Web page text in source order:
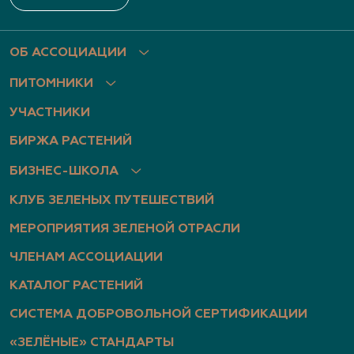
2
https://www.youtube.com/channel/UChIXeIEY8vP
Нижегородская область, Нижегородская
область, Богородский р-н, дер. Березовка, ул.
Центральная, д. 1б
(951) 910-2630, (951) 910-2518, (910) 793-1401
http://www.archiland.biz/
https://www.youtube.com/channel/UChIXeIEY8vP
ОБ АССОЦИАЦИИ
ПИТОМНИКИ
УЧАСТНИКИ
БИРЖА РАСТЕНИЙ
БИЗНЕС-ШКОЛА
КЛУБ ЗЕЛЕНЫХ ПУТЕШЕСТВИЙ
МЕРОПРИЯТИЯ ЗЕЛЕНОЙ ОТРАСЛИ
ЧЛЕНАМ АССОЦИАЦИИ
КАТАЛОГ РАСТЕНИЙ
СИСТЕМА ДОБРОВОЛЬНОЙ СЕРТИФИКАЦИИ
«ЗЕЛЁНЫЕ» СТАНДАРТЫ